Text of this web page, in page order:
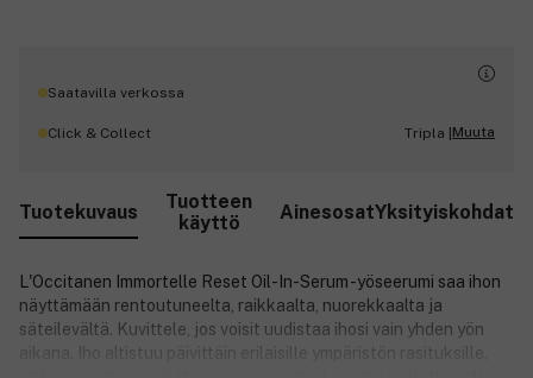
Saatavilla verkossa
Click & Collect Tripla |Muuta
Tuotekuvaus
Tuotteen
käyttö
AinesosatYksityiskohdat
L'Occitanen Immortelle Reset Oil-In-Serum -yöseerumi saa ihon
näyttämään rentoutuneelta, raikkaalta, nuorekkaalta ja
säteilevältä. Kuvittele, jos voisit uudistaa ihosi vain yhden yön
aikana. Iho altistuu päivittäin erilaisille ympäristön rasituksille,